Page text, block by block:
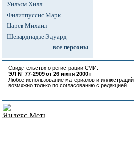
Уильям Хилл
Филиппуссис Марк
Царев Михаил
Шеварднадзе Эдуард
все персоны
Свидетельство о регистрации СМИ:
ЭЛ N° 77-2909 от 26 июня 2000 г
Любое использование материалов и иллюстраций
возможно только по согласованию с редакцией